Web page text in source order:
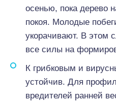
осенью, пока дерево
покоя. Молодые
укорачивают. В этом
все силы на
К грибковым и
устойчив. Для
вредителей ранней